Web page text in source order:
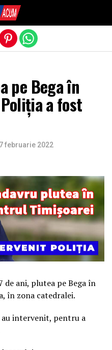
pe Bega în
a fost
februarie 2022
de ani, plutea pe Bega în
în zona catedralei.
au intervenit, pentru a
version